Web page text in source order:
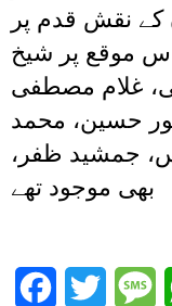
کے نقش قدم پر
موقع پر شیخ
غلام مصطفی
حسین، محمد
جمشید ظفر،
بھی موجود تھے
FacebookTwitter